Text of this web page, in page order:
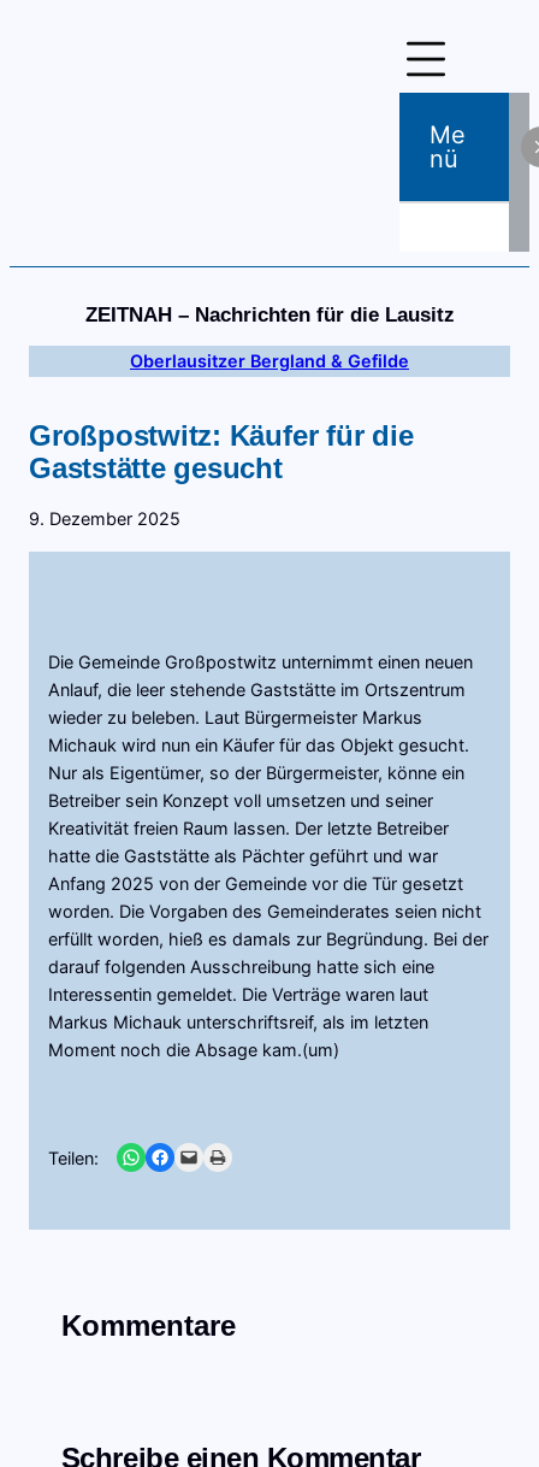
Me
Nü
ZEITNAH – Nachrichten für die Lausitz
Oberlausitzer Bergland & Gefilde
Großpostwitz: Käufer für die
Gaststätte gesucht
9. Dezember 2025
Die Gemeinde Großpostwitz unternimmt einen neuen
Anlauf, die leer stehende Gaststätte im Ortszentrum
wieder zu beleben. Laut Bürgermeister Markus
Michauk wird nun ein Käufer für das Objekt gesucht.
Nur als Eigentümer, so der Bürgermeister, könne ein
Betreiber sein Konzept voll umsetzen und seiner
Kreativität freien Raum lassen. Der letzte Betreiber
hatte die Gaststätte als Pächter geführt und war
Anfang 2025 von der Gemeinde vor die Tür gesetzt
worden. Die Vorgaben des Gemeinderates seien nicht
erfüllt worden, hieß es damals zur Begründung. Bei der
darauf folgenden Ausschreibung hatte sich eine
Interessentin gemeldet. Die Verträge waren laut
Markus Michauk unterschriftsreif, als im letzten
Moment noch die Absage kam.(um)
Teilen: Share on WhatsApp
Share on Facebook
Email this PagePrint this Page
Kommentare
Schreibe einen Kommentar